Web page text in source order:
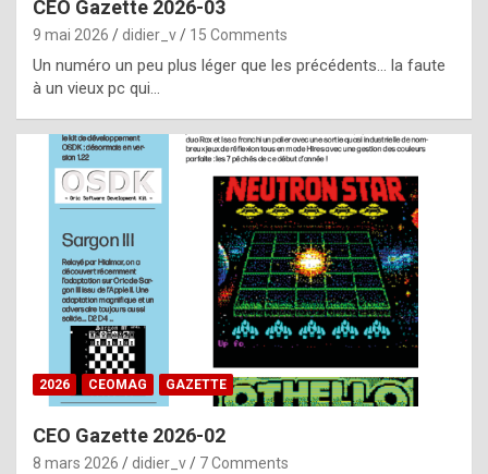
e
f
o
m
m
a
y
b
e
b
y
g
CEO Gazette 2026-03
9 mai 2026 didier_v 15 Comments
Un numéro un peu plus léger que les précédents… la faute
à un vieux pc qui…
2026 CEOMAG GAZETTE
CEO Gazette 2026-02
8 mars 2026 didier_v 7 Comments